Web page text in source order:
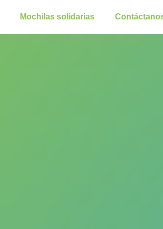
Mochilas solidarias